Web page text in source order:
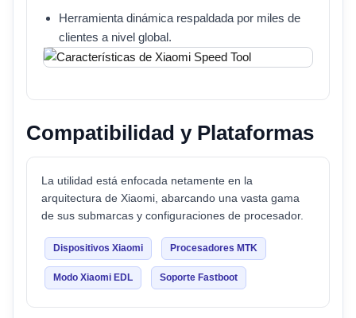
Herramienta dinámica respaldada por miles de
clientes a nivel global.
Compatibilidad y Plataformas
La utilidad está enfocada netamente en la
arquitectura de Xiaomi, abarcando una vasta gama
de sus submarcas y configuraciones de procesador.
Dispositivos Xiaomi Procesadores MTK
Modo Xiaomi EDL Soporte Fastboot